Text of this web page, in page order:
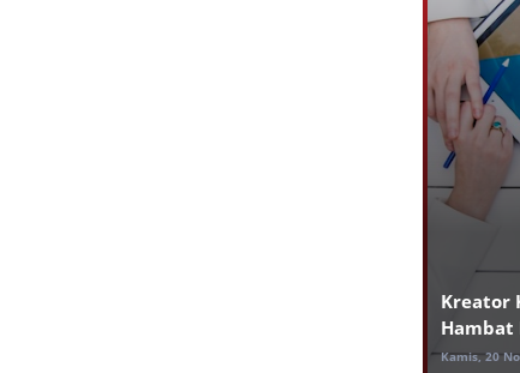
Kreator
Kamis, 20